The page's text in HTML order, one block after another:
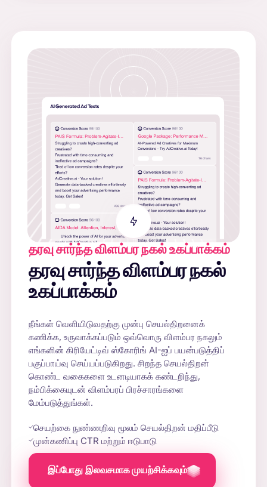
தரவு சார்ந்த விளம்பர நகல் உகப்பாக்கம்
தரவு சார்ந்த விளம்பர நகல்
உகப்பாக்கம்
நீங்கள் வெளியிடுவதற்கு முன்பு செயல்திறனைக்
கணிக்க, உருவாக்கப்படும் ஒவ்வொரு விளம்பர நகலும்
எங்களின் கிரியேட்டிவ் ஸ்கோரிங் AI-ஐப் பயன்படுத்திப்
பகுப்பாய்வு செய்யப்படுகிறது. சிறந்த செயல்திறன்
கொண்ட வகைகளை உடனடியாகக் கண்டறிந்து,
நம்பிக்கையுடன் விளம்பரப் பிரச்சாரங்களை
மேம்படுத்துங்கள்.
செயற்கை நுண்ணறிவு மூலம் செயல்திறன் மதிப்பீடு
முன்கணிப்பு CTR மற்றும் ஈடுபாடு
இப்போது இலவசமாக முயற்சிக்கவும்